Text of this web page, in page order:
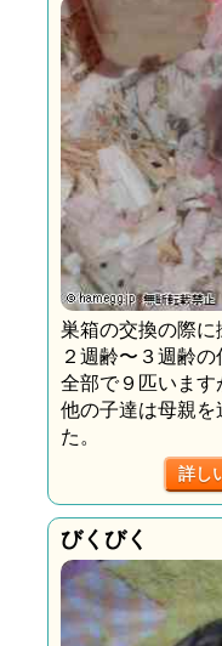
巣箱の交換の際に
２週齢〜３週齢の
全部で９匹います
他の子達は母親
た。
詳し
びくびく